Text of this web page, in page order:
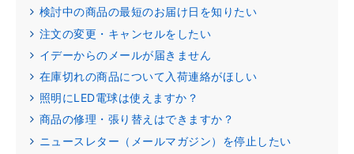
検討中の商品の最短のお届け日を知りたい
注文の変更・キャンセルをしたい
イデーからのメールが届きません
在庫切れの商品について入荷連絡がほしい
照明にLED電球は使えますか？
商品の修理・張り替えはできますか？
ニュースレター（メールマガジン）を停止したい